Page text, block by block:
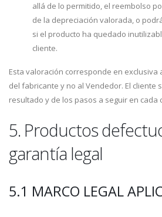
allá de lo permitido, el reembolso
de la depreciación valorada, o
si el producto ha quedado
cliente.
Esta valoración corresponde en exclusiva
del fabricante y no al Vendedor. El cliente
resultado y de los pasos a seguir en cada
5. Productos
garantía legal
5.1 MARCO LEGAL